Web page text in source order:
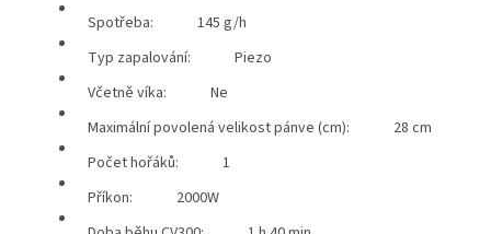
Spotřeba:
145 g/h
Typ zapalování:
Piezo
Včetně víka:
Ne
Maximální povolená velikost pánve (cm):
28 cm
Počet hořáků:
1
Příkon:
2000W